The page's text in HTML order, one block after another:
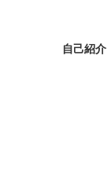
自己紹介